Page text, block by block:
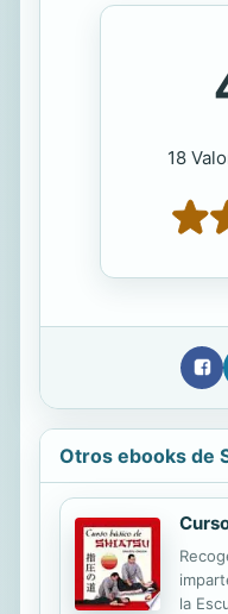
18
Otros ebooks de
la